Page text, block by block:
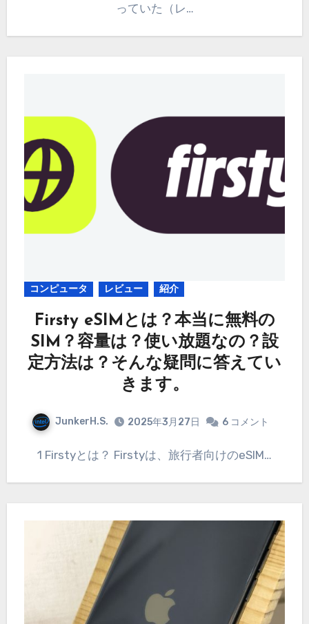
っていた（レ…
コンピュータ レビュー 紹介
Firsty eSIMとは？本当に無料の
SIM？容量は？使い放題なの？設
定方法は？そんな疑問に答えてい
きます。
JunkerH.S. 2025年3月27日 6 コメント
1 Firstyとは？ Firstyは、旅行者向けのeSIM…